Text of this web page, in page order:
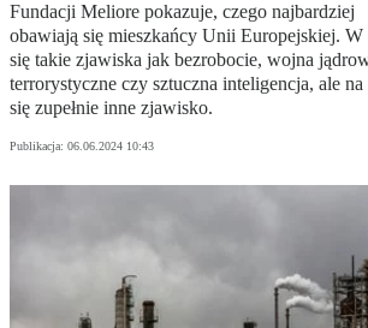
Fundacji Meliore pokazuje, czego najbardziej
obawiają się mieszkańcy Unii Europejskiej. W
się takie zjawiska jak bezrobocie, wojna
terrorystyczne czy sztuczna inteligencja, ale na
się zupełnie inne zjawisko.
Publikacja: 06.06.2024 10:43